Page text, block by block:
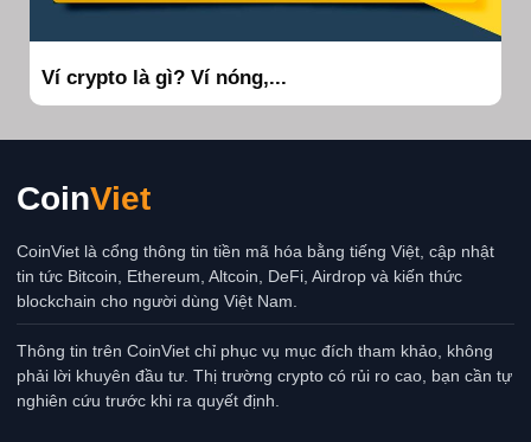
Ví crypto là gì? Ví nóng,...
CoinViet
CoinViet là cổng thông tin tiền mã hóa bằng tiếng Việt, cập nhật
tin tức Bitcoin, Ethereum, Altcoin, DeFi, Airdrop và kiến thức
blockchain cho người dùng Việt Nam.
Thông tin trên CoinViet chỉ phục vụ mục đích tham khảo, không
phải lời khuyên đầu tư. Thị trường crypto có rủi ro cao, bạn cần tự
nghiên cứu trước khi ra quyết định.